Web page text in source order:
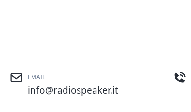
EMAIL
info@radiospeaker.it